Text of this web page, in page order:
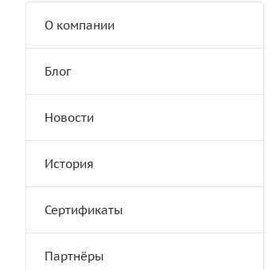
О компании
Блог
Новости
История
Сертификаты
Партнёры